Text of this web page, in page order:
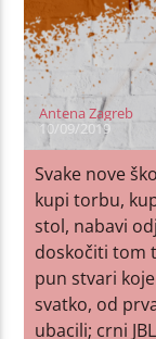
Antena Zagreb
10/09/2019
Svake nove
kupi torbu,
stol, nabavi
doskočiti tom
pun stvari
svatko, od
ubacili; crni